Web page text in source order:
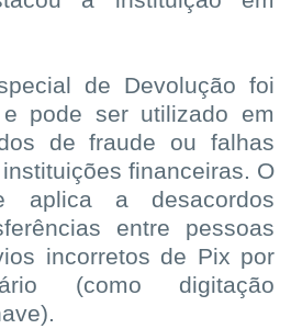
de Devolução foi
pode ser utilizado em
de fraude ou falhas
financeiras. O
aplica a desacordos
entre pessoas
incorretos de Pix por
(como digitação